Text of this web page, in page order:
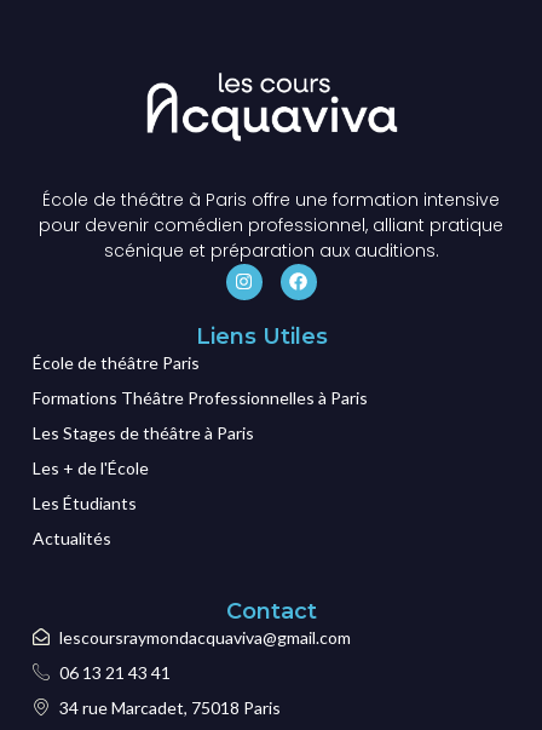
École de théâtre à Paris offre une formation intensive
pour devenir comédien professionnel, alliant pratique
scénique et préparation aux auditions.
Liens Utiles
École de théâtre Paris
Formations Théâtre Professionnelles à Paris
Les Stages de théâtre à Paris
Les + de l'École
Les Étudiants
Actualités
Contact
lescoursraymondacquaviva@gmail.com
06 13 21 43 41
34 rue Marcadet, 75018 Paris